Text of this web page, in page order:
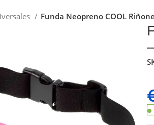
Funda Neopreno COOL